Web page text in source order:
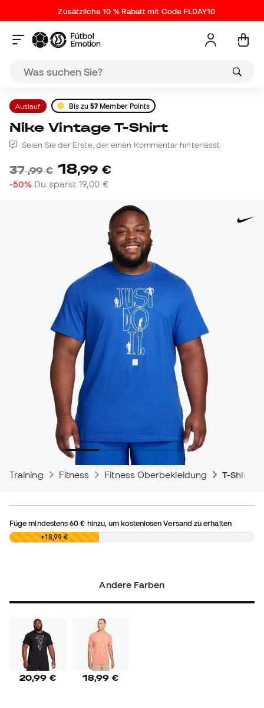
Zusätzliche 10 % Rabatt mit Code FLDAY10
Auslauf Bis zu57 Member Points
Nike Vintage T-Shirt
Seien Sie der Erste, der einen Kommentar hinterlässt
37,99 € 18,99 €
-50% Du sparst19,00 €
Training Fitness Fitness Oberbekleidung T-Shirts
Füge mindestens60 € hinzu, um kostenlosen Versand zu erhalten
0,00 € +18,99 €
Andere Farben
20,99 € 18,99 €